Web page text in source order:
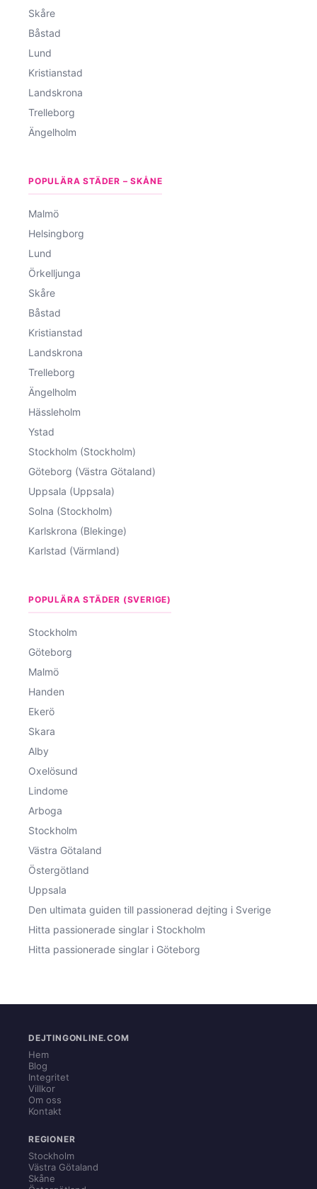
Skåre
Båstad
Lund
Kristianstad
Landskrona
Trelleborg
Ängelholm
POPULÄRA STÄDER – SKÅNE
Malmö
Helsingborg
Lund
Örkelljunga
Skåre
Båstad
Kristianstad
Landskrona
Trelleborg
Ängelholm
Hässleholm
Ystad
Stockholm (Stockholm)
Göteborg (Västra Götaland)
Uppsala (Uppsala)
Solna (Stockholm)
Karlskrona (Blekinge)
Karlstad (Värmland)
POPULÄRA STÄDER (SVERIGE)
Stockholm
Göteborg
Malmö
Handen
Ekerö
Skara
Alby
Oxelösund
Lindome
Arboga
Stockholm
Västra Götaland
Östergötland
Uppsala
Den ultimata guiden till passionerad dejting i Sverige
Hitta passionerade singlar i Stockholm
Hitta passionerade singlar i Göteborg
DEJTINGONLINE.COM
Hem
Blog
Integritet
Villkor
Om oss
Kontakt
REGIONER
Stockholm
Västra Götaland
Skåne